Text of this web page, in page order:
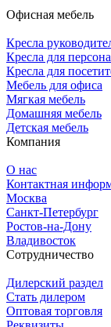
Офисная мебель
Кресла
Кресла для
Кресла для
Мебель для офиса
Мягкая мебель
Домашняя мебель
Детская мебель
Компания
О нас
Контактная
Москва
Санкт-Петербург
Ростов-на-Дону
Владивосток
Сотрудничество
Дилерский раздел
Стать дилером
Оптовая торговля